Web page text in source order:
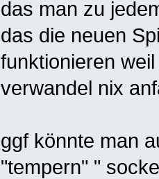
das man zu
das die neuen
funktionieren
verwandel nix
ggf könnte man
"tempern" "